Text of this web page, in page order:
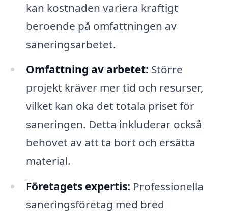
kan kostnaden variera kraftigt
beroende på omfattningen av
saneringsarbetet.
Omfattning av arbetet: Större
projekt kräver mer tid och resurser,
vilket kan öka det totala priset för
saneringen. Detta inkluderar också
behovet av att ta bort och ersätta
material.
Företagets expertis: Professionella
saneringsföretag med bred